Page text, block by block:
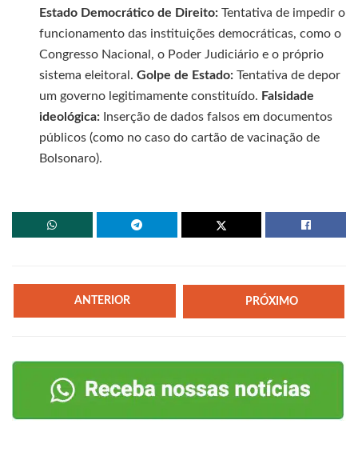
Estado Democrático de Direito: Tentativa de impedir o
funcionamento das instituições democráticas, como o
Congresso Nacional, o Poder Judiciário e o próprio
sistema eleitoral.Golpe de Estado: Tentativa de depor
um governo legitimamente constituído. Falsidade
ideológica: Inserção de dados falsos em documentos
públicos (como no caso do cartão de vacinação de
Bolsonaro).
ANTERIOR PRÓXIMO